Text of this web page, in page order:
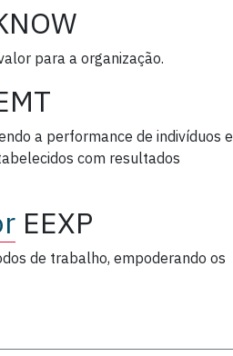
para a organização.
a performance de indivíduos e
com resultados
EEXP
de trabalho, empoderando os